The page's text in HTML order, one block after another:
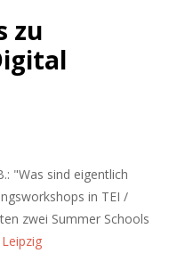
zu
"Was sind eigentlich
in TEI /
zwei Summer Schools
Leipzig